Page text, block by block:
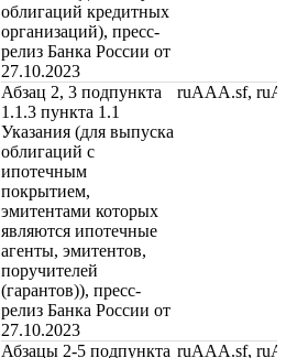
облигаций кредитных
организаций), пресс-
релиз Банка России от
27.10.2023
Абзац 2, 3 подпункта
1.1.3 пункта 1.1
Указания (для выпуска
облигаций с
ипотечным
покрытием,
эмитентами которых
являются ипотечные
агенты, эмитентов,
поручителей
(гарантов)), пресс-
релиз Банка России от
27.10.2023
ruAAA.sf,
Абзацы 2-5 подпункта ruAAA.sf,